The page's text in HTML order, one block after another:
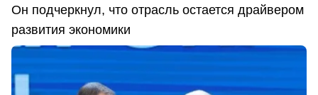
Он подчеркнул, что отрасль остается драйвером
развития экономики